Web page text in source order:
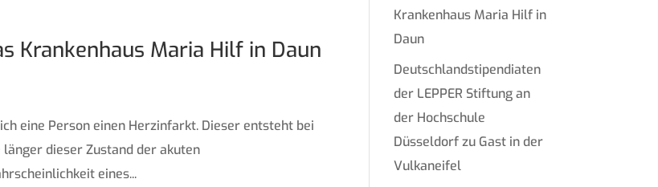
Krankenhaus Maria Hilf in Daun
eine Person einen Herzinfarkt. Dieser entsteht bei
länger dieser Zustand der akuten
eines...
Krankenhaus Maria Hilf in
Daun
Deutschlandstipendiaten
der LEPPER Stiftung an
der Hochschule
Düsseldorf zu Gast in der
Vulkaneifel